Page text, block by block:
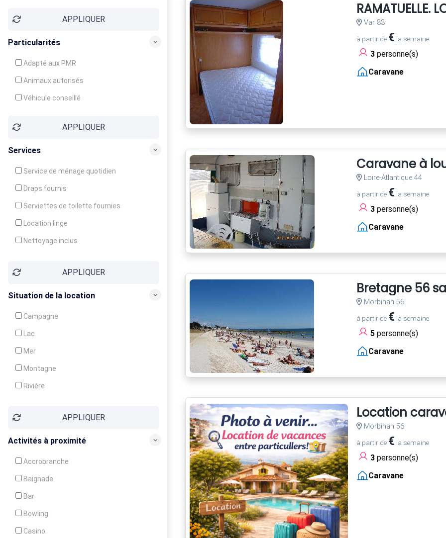
Soins du corpsAPPLIQUER
Particularités
Adapté aux PMR
Animaux autorisés
Véhicule conseillé
APPLIQUER
Services
Service de ménage quotidien
Draps fournis
Serviettes de toilette fournies
Location linge
Nettoyage inclus
Garde d'enfants
Crèche
APPLIQUER
Situation de la location
Campagne
Lac
Mer
Montagne
Rivière
APPLIQUER
Activités à proximité
Accrobranche
Baignade
Bar
Bowling
Casino
RAMATUELLE.
Var 83
à partir de €la semaine
3personne(s)
Caravane
Caravane à
Loire-Atlantique 44
à partir de €la semaine
3personne(s)
Caravane
Bretagne 56
Morbihan 56
à partir de €la semaine
5personne(s)
Caravane
Location
Morbihan 56
à partir de €la semaine
3personne(s)
Caravane